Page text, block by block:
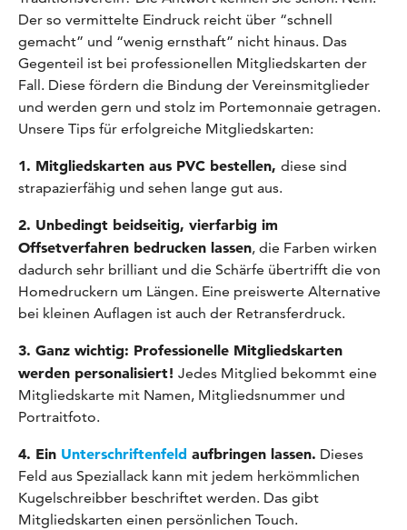
Der so vermittelte Eindruck reicht über “schnell
gemacht” und “wenig ernsthaft” nicht hinaus. Das
Gegenteil ist bei professionellen Mitgliedskarten der
Fall. Diese fördern die Bindung der Vereinsmitglieder
und werden gern und stolz im Portemonnaie getragen.
Unsere Tips für erfolgreiche Mitgliedskarten:
1. Mitgliedskarten aus PVC bestellen, diese sind
strapazierfähig und sehen lange gut aus.
2. Unbedingt beidseitig, vierfarbig im
Offsetverfahren bedrucken lassen, die Farben wirken
dadurch sehr brilliant und die Schärfe übertrifft die von
Homedruckern um Längen. Eine preiswerte Alternative
bei kleinen Auflagen ist auch der Retransferdruck.
3. Ganz wichtig: Professionelle Mitgliedskarten
werden personalisiert! Jedes Mitglied bekommt eine
Mitgliedskarte mit Namen, Mitgliedsnummer und
Portraitfoto.
4. Ein Unterschriftenfeld aufbringen lassen. Dieses
Feld aus Speziallack kann mit jedem herkömmlichen
Kugelschreibber beschriftet werden. Das gibt
Mitgliedskarten einen persönlichen Touch.